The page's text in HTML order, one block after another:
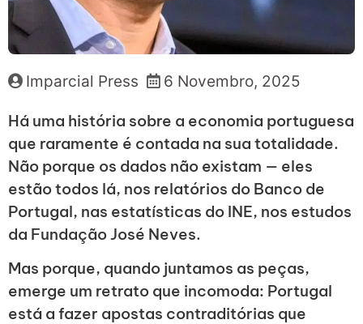
Imparcial Press 6 Novembro, 2025
Há uma história sobre a economia portuguesa
que raramente é contada na sua totalidade.
Não porque os dados não existam — eles
estão todos lá, nos relatórios do Banco de
Portugal, nas estatísticas do INE, nos estudos
da Fundação José Neves.
Mas porque, quando juntamos as peças,
emerge um retrato que incomoda: Portugal
está a fazer apostas contraditórias que